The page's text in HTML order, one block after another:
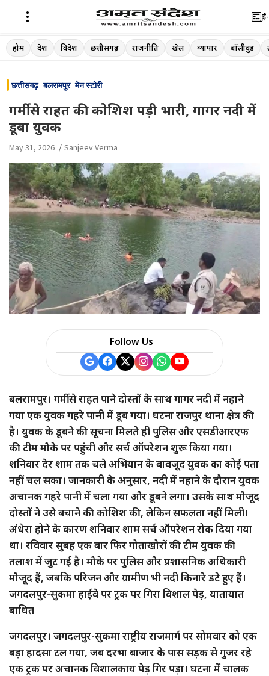
Skip
to
होम देश विदेश छत्तीसगढ़ राजनीति खेल व्यापार बॉलीवुड
छत्तीसगढ़ बलरामपुर मेन स्टोरी
गर्मी से राहत की कोशिश पड़ी भारी, गागर नदी में
डूबा युवक
May 31, 2026 Sanjeev Verma
Follow Us
बलरामपुर। गर्मी से राहत पाने दोस्तों के साथ गागर नदी में नहाने
गया एक युवक गहरे पानी में डूब गया। घटना राजपुर थाना क्षेत्र की
है। युवक के डूबने की सूचना मिलते ही पुलिस और एसडीआरएफ
की टीम मौके पर पहुंची और सर्च ऑपरेशन शुरू किया गया।
शनिवार देर शाम तक चले अभियान के बावजूद युवक का कोई पता
नहीं चल सका। जानकारी के अनुसार, नदी में नहाने के दौरान युवक
अचानक गहरे पानी में चला गया और डूबने लगा। उसके साथ मौजूद
दोस्तों ने उसे बचाने की कोशिश की, लेकिन सफलता नहीं मिली।
अंधेरा होने के कारण शनिवार शाम सर्च ऑपरेशन रोक दिया गया
था। रविवार सुबह एक बार फिर गोताखोरों की टीम युवक की
तलाश में जुट गई है। मौके पर पुलिस और प्रशासनिक अधिकारी
मौजूद हैं, जबकि परिजन और ग्रामीण भी नदी किनारे डटे हुए हैं।
जगदलपुर-सुकमा हाईवे पर ट्रक पर गिरा विशाल पेड़, यातायात
बाधित
जगदलपुर। जगदलपुर-सुकमा राष्ट्रीय राजमार्ग पर सोमवार को एक
बड़ा हादसा टल गया, जब दरभा बाजार के पास सड़क से गुजर रहे
एक ट्रक पर अचानक विशालकाय पेड़ गिर पड़ा। घटना में चालक